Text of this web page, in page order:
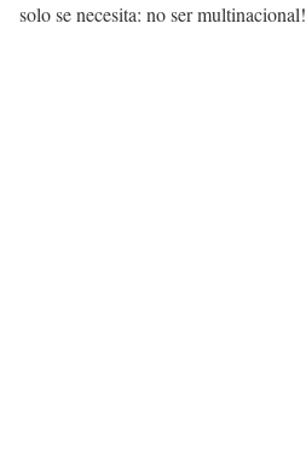
solo se necesita: no ser multinacional!